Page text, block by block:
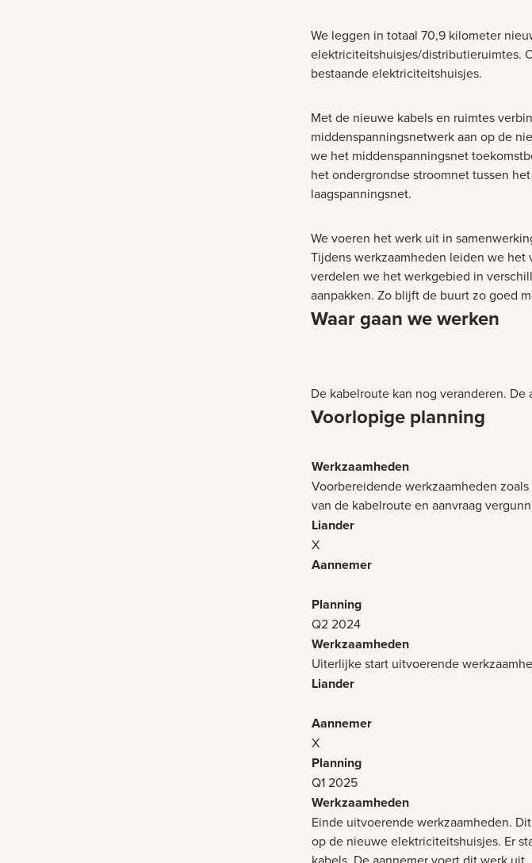
We leggen in totaal 70,9 kilometer
elektriciteitshuisjes/distributieruimtes.
bestaande elektriciteitshuisjes.
Met de nieuwe kabels en ruimtes
middenspanningsnetwerk aan op de
we het middenspanningsnet
het ondergrondse stroomnet tussen
laagspanningsnet.
We voeren het werk uit in
Tijdens werkzaamheden leiden we
verdelen we het werkgebied in
aanpakken. Zo blijft de buurt zo goed
Waar gaan we werken
De kabelroute kan nog veranderen.
Voorlopige planning
Voorbereidende werkzaamheden
van de kabelroute en aanvraag
X
Q2 2024
Uiterlijke start uitvoerende
X
Q1 2025
Einde uitvoerende werkzaamheden.
op de nieuwe elektriciteitshuisjes. Er